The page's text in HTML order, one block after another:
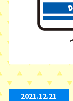
2021.12.21